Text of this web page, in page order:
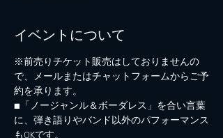
イベントについて
※前売りチケット販売はしておりませんの
で、メールまたはチャットフォームからご予
約を承ります。
■「ノージャンル＆ボーダレス」を合い言葉
に、弾き語りやバンド以外のパフォーマンス
もOKです。